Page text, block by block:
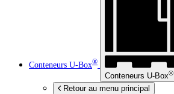
Conteneurs U-Box®
Conteneurs U-Box®
Retour au menu principal